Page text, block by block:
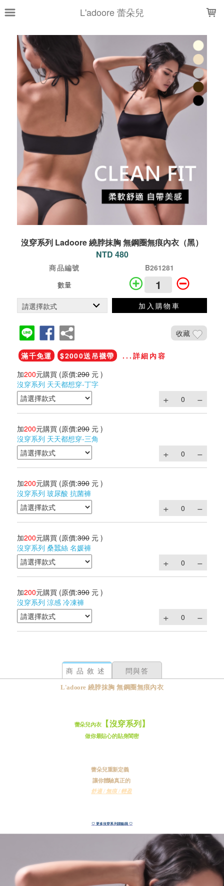
L'adoore 蕾朵兒
沒穿系列 Ladoore 繞脖抹胸 無鋼圈無痕內衣（黑）
NTD 480
商品編號
B261281
數量
加入購物車
收藏
滿千免運 $2000送吊襪帶
...詳細內容
加200元購買 (原價:290 元 )
沒穿系列 天天都想穿-丁字
加200元購買 (原價:290 元 )
沒穿系列 天天都想穿-三角
加200元購買 (原價:390 元 )
沒穿系列 玻尿酸 抗菌褲
加200元購買 (原價:390 元 )
沒穿系列 桑蠶絲 名媛褲
加200元購買 (原價:390 元 )
沒穿系列 涼感 冷凍褲
商品敘述 問與答